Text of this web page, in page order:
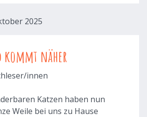
2025
kommt näher
innen
Katzen haben nun
Weile bei uns zu Hause